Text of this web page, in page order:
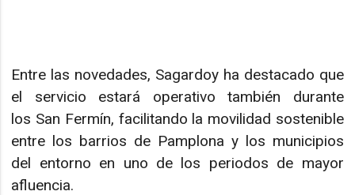
Entre las novedades, Sagardoy ha destacado que
el servicio estará operativo también durante
los San Fermín, facilitando la movilidad sostenible
entre los barrios de Pamplona y los municipios
del entorno en uno de los periodos de mayor
afluencia.